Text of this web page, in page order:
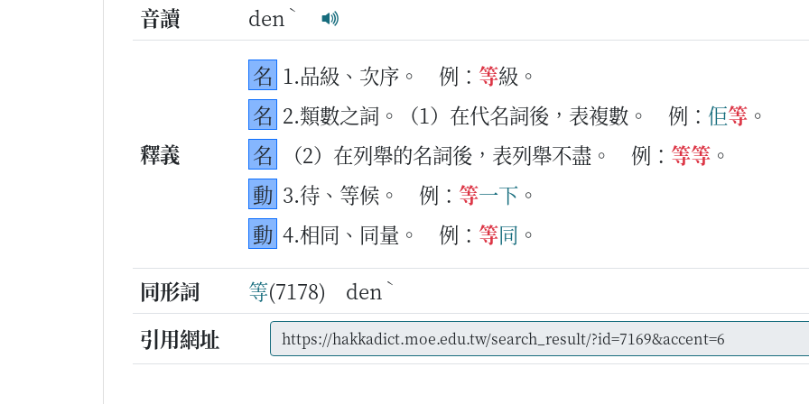
音讀 den ˋ
釋義
名 1.品級、次序。 例： 等級。
名 2.類數之詞。（1）在代名詞後，表複數。 例： 佢等 。
名
（2）在列舉的名詞後，表列舉不盡。 例： 等等 。
動 3.待、等候。 例： 等一下 。
動 4.相同、同量。 例： 等同 。
同形詞
等(7178) den ˋ
引用網址